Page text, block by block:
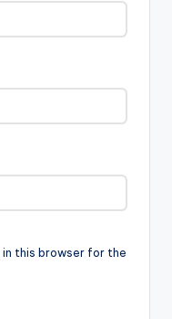
in this browser for the